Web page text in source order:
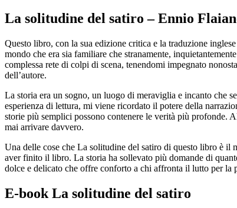
La solitudine del satiro – Ennio
Questo libro, con la sua edizione critica e la traduzione
mondo che era sia familiare che stranamente,
complessa rete di colpi di scena, tenendomi impegnato
dell’autore.
La storia era un sogno, un luogo di meraviglia e incanto che
esperienza di lettura, mi viene ricordato il potere della
storie più semplici possono contenere le verità più profonde.
mai arrivare davvero.
Una delle cose che La solitudine del satiro di questo libro è il
aver finito il libro. La storia ha sollevato più domande di
dolce e delicato che offre conforto a chi affronta il lutto per la
E-book La solitudine del satiro